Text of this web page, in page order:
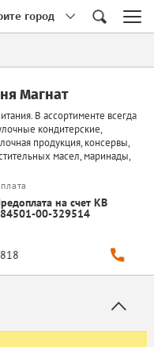
город
Магнат
В ассортименте всегда
кондитерские,
продукция, консервы,
масел, маринады,
на счет KB
00-329514